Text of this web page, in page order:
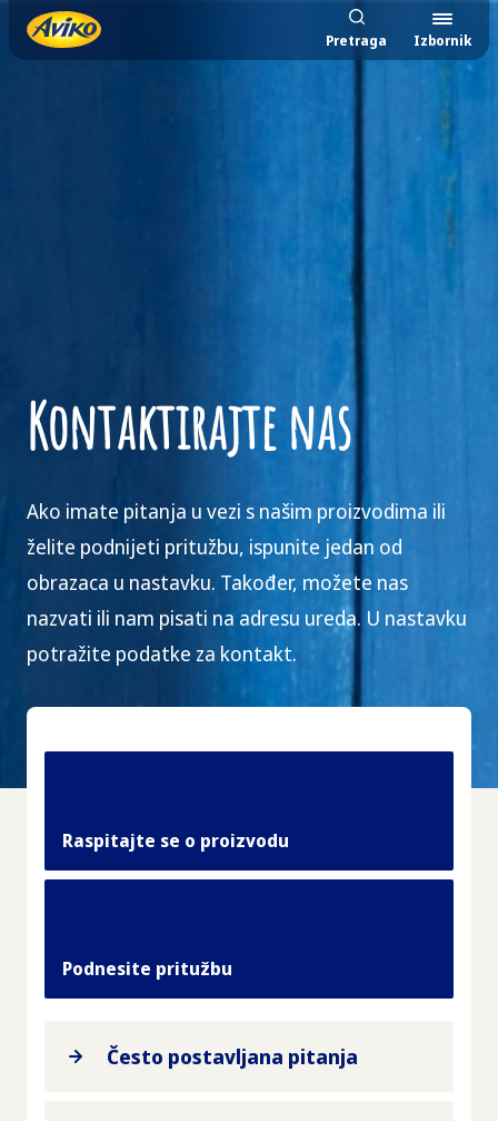
Pretraga Izbornik
Kontaktirajte nas
Ako imate pitanja u vezi s našim proizvodima ili
želite podnijeti pritužbu, ispunite jedan od
obrazaca u nastavku. Također, možete nas
nazvati ili nam pisati na adresu ureda. U nastavku
potražite podatke za kontakt.
Raspitajte se o proizvodu
Podnesite pritužbu
Često postavljana pitanja